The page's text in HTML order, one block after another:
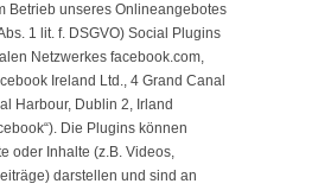
Betrieb unseres Onlineangebotes
1 lit. f. DSGVO) Social Plugins
Netzwerkes facebook.com,
Ireland Ltd., 4 Grand Canal
Harbour, Dublin 2, Irland
Die Plugins können
oder Inhalte (z.B. Videos,
darstellen und sind an